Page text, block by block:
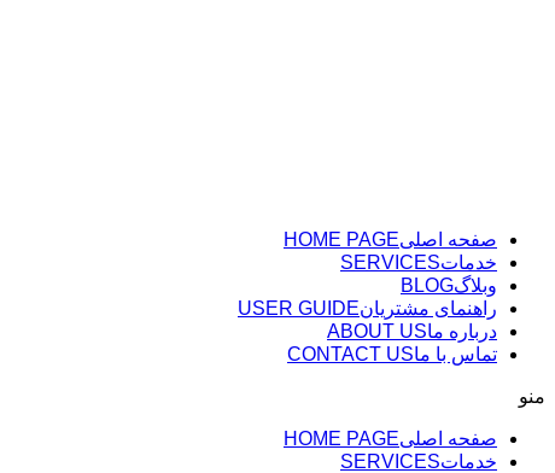
صفحه اصلیHOME PAGE
خدماتSERVICES
وبلاگBLOG
راهنمای مشتریانUSER GUIDE
درباره ماABOUT US
تماس با ماCONTACT US
منو
صفحه اصلیHOME PAGE
خدماتSERVICES